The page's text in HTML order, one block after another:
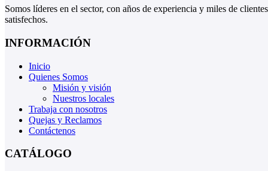
Somos líderes en el sector, con años de experiencia y miles de clientes
satisfechos.
INFORMACIÓN
Inicio
Quienes Somos
Misión y visión
Nuestros locales
Trabaja con nosotros
Quejas y Reclamos
Contáctenos
CATÁLOGO